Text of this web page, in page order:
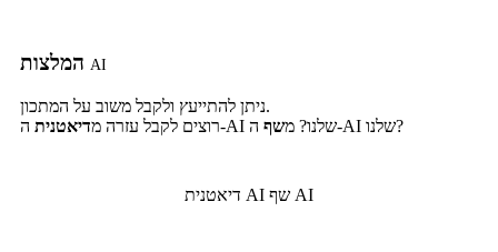
AI
ניתן להתייעץ ולקבל משוב על המתכון.
רוצים לקבל עזרה מדיאטנית ה-AI שלנו? משף ה-AI שלנו?
דיאטנית AI שף AI